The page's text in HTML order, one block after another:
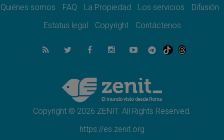
08.08.2026
del Buen Consejo de Genazzano
Filipinas: el Vicariato Apostólico de Calapán
se convierte en diócesis
Honduras: Los desplazados invisibles de una
crisis olvidada
Quiénes somos FAQ La Propiedad Los servicios
Difusión
Estatus legal
Copyright Contáctenos
Copyright © 2026 ZENIT. All Rights Reserved.
https://es.zenit.org